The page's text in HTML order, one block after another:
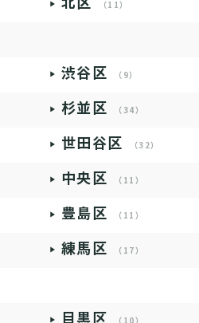
（11）
渋谷区 （9）
杉並区 （34）
世田谷区 （32）
中央区 （11）
豊島区 （11）
練馬区 （17）
目黒区 （10）